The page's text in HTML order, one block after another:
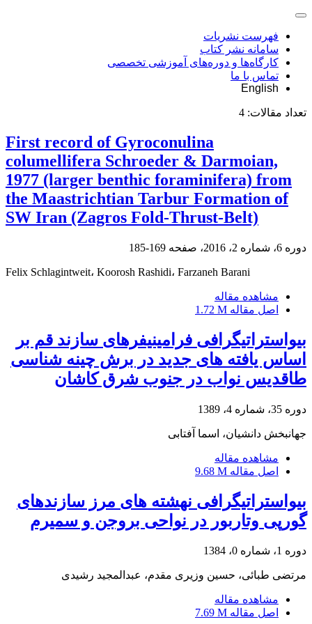
فهرست نشریات
سامانه نشر کتاب
کارگاه‌ها و دوره‌های آموزشی تخصصی
تماس با ما
English
تعداد مقالات: 4
First record of Gyroconulina
columellifera Schroeder & Darmoian,
1977 (larger benthic foraminifera) from
the Maastrichtian Tarbur Formation of
SW Iran (Zagros Fold-Thrust-Belt)
دوره 6، شماره 2، 2016، صفحه 169-185
Felix Schlagintweit، Koorosh Rashidi، Farzaneh Barani
مشاهده مقاله
اصل مقاله 1.72 M
بیواستراتیگرافی فرامینیفرهای سازند قم بر
اساس یافته های جدید در برش چینه شناسی
طاقدیس نواب در جنوب شرق کاشان
دوره 35، شماره 4، 1389
جهانبخش دانشیان، اسما آفتابی
مشاهده مقاله
اصل مقاله 9.68 M
بیواستراتیگرافی نهشته های مرز سازندهای
گورپی وتاربور در نواحی بروجن و سمیرم
دوره 1، شماره 0، 1384
مرتضی طبائی، حسین وزیری مقدم، عبدالمجید رشیدی
مشاهده مقاله
اصل مقاله 7.69 M